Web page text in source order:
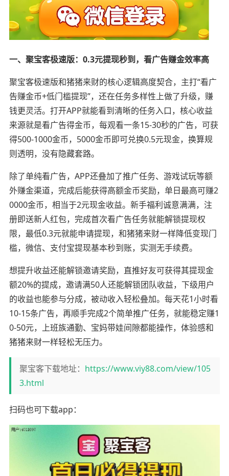
一、聚宝客极速版：0.3元提现秒到，看广告赚金效率高
聚宝客极速版和猪猪来财的核心逻辑高度契合，主打“看广
告赚金币+低门槛提现”，还在任务多样性上做了升级，赚
钱更灵活。打开APP就能看到清晰的任务入口，核心收益
来源就是看广告得金币，每观看一条15-30秒的广告，可获
得500-1000金币，5000金币即可兑换0.5元现金，换算规
则透明，没有隐藏套路。
除了单纯看广告，APP还叠加了推广任务、游戏试玩等额
外赚金渠道，完成后能获得高额金币奖励，单日最高可赚2
0000金币，相当于2元现金收益。新手福利诚意满满，注
册即送新人红包，完成首次看广告任务就能解锁提现权
限，最低0.3元就能申请提现，和猪猪来财一样降低变现门
槛，微信、支付宝提现基本秒到账，实测无手续费。
想提升收益还能解锁邀请奖励，直推好友可获得其提现金
额20%的提成，邀请满50人还能解锁团队收益，下级用户
的收益也能参与分成，被动收入轻松叠加。每天花1小时看
10-15条广告，再顺手完成2个简单推广任务，就能稳定赚1
0-50元，上班族通勤、宝妈带娃间隙都能操作，体验感和
猪猪来财一样轻松无压力。
聚宝客下载地址： https://www.viy88.com/view/105
3.html
扫码也可下载app：